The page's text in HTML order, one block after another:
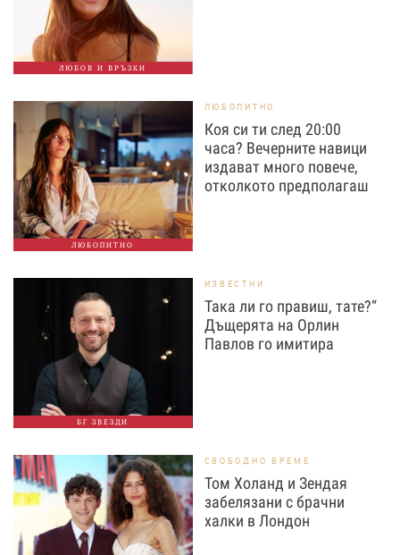
ЛЮБОВ И ВРЪЗКИ
ЛЮБОПИТНО
ЛЮБОПИТНО
Коя си ти след 20:00
часа? Вечерните навици
издават много повече,
отколкото предполагаш
БГ ЗВЕЗДИ
ИЗВЕСТНИ
Така ли го правиш, тате?“
Дъщерята на Орлин
Павлов го имитира
СВОБОДНО ВРЕМЕ
Том Холанд и Зендая
забелязани с брачни
халки в Лондон